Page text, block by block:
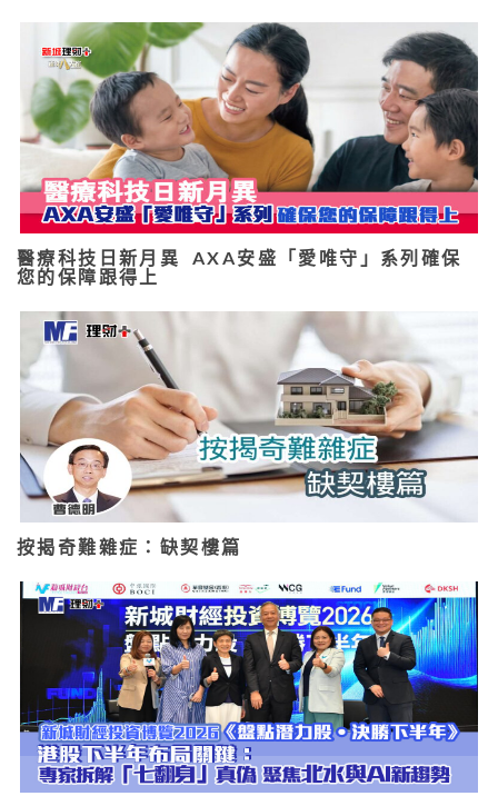
醫療科技日新月異 AXA安盛「愛唯守」系列確保
您的保障跟得上
按揭奇難雜症：缺契樓篇